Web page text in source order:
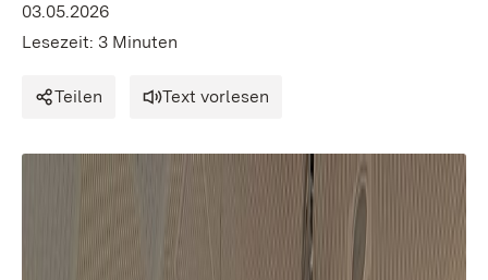
03.05.2026
Lesezeit: 3 Minuten
Teilen Text vorlesen